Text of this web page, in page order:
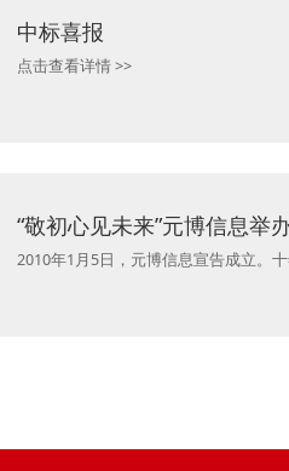
中标喜报
点击查看详情 >>
“敬初心见未来”元博信息举
2010年1月5日，元博信息宣告成立。